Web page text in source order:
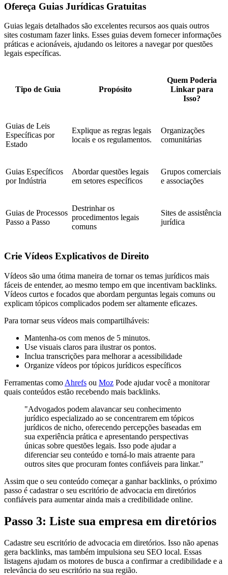
Ofereça Guias Jurídicas Gratuitas
Guias legais detalhados são excelentes recursos aos quais outros
sites costumam fazer links. Esses guias devem fornecer informações
práticas e acionáveis, ajudando os leitores a navegar por questões
legais específicas.
Tipo de Guia Propósito
Quem Poderia
Linkar para
Isso?
Guias de Leis
Específicas por
Estado
Explique as regras legais
locais e os regulamentos.
Organizações
comunitárias
Guias Específicos
por Indústria
Abordar questões legais
em setores específicos
Grupos comerciais
e associações
Guias de Processos
Passo a Passo
Destrinhar os
procedimentos legais
comuns
Sites de assistência
jurídica
Crie Vídeos Explicativos de Direito
Vídeos são uma ótima maneira de tornar os temas jurídicos mais
fáceis de entender, ao mesmo tempo em que incentivam backlinks.
Vídeos curtos e focados que abordam perguntas legais comuns ou
explicam tópicos complicados podem ser altamente eficazes.
Para tornar seus vídeos mais compartilháveis:
Mantenha-os com menos de 5 minutos.
Use visuais claros para ilustrar os pontos.
Inclua transcrições para melhorar a acessibilidade
Organize vídeos por tópicos jurídicos específicos
Ferramentas como Ahrefs ou Moz Pode ajudar você a monitorar
quais conteúdos estão recebendo mais backlinks.
"Advogados podem alavancar seu conhecimento
jurídico especializado ao se concentrarem em tópicos
jurídicos de nicho, oferecendo percepções baseadas em
sua experiência prática e apresentando perspectivas
únicas sobre questões legais. Isso pode ajudar a
diferenciar seu conteúdo e torná-lo mais atraente para
outros sites que procuram fontes confiáveis para linkar."
Assim que o seu conteúdo começar a ganhar backlinks, o próximo
passo é cadastrar o seu escritório de advocacia em diretórios
confiáveis para aumentar ainda mais a credibilidade online.
Passo 3: Liste sua empresa em diretórios
Cadastre seu escritório de advocacia em diretórios. Isso não apenas
gera backlinks, mas também impulsiona seu SEO local. Essas
listagens ajudam os motores de busca a confirmar a credibilidade e a
relevância do seu escritório na sua região.